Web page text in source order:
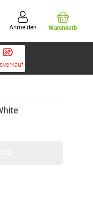
Anmelden Warenkorb